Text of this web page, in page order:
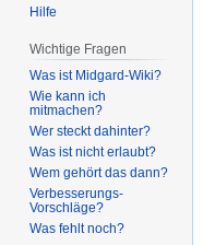
Hilfe
Wichtige Fragen
Was ist Midgard-Wiki?
Wie kann ich
mitmachen?
Wer steckt dahinter?
Was ist nicht erlaubt?
Wem gehört das dann?
Verbesserungs-
Vorschläge?
Was fehlt noch?